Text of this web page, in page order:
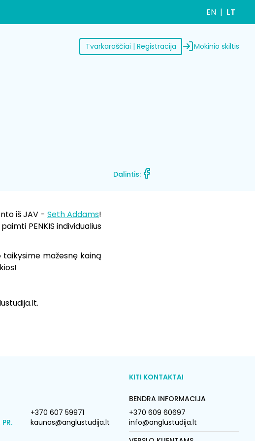
Tvarkaraščiai | Registracija Mokinio skiltis
EN LT
Dalintis:
iš JAV - Seth Addams!
PENKIS individualius
mažesnę kainą
+370 607 59971
kaunas@anglustudija.lt
KITI KONTAKTAI
BENDRA INFORMACIJA
+370 609 60697
info@anglustudija.lt